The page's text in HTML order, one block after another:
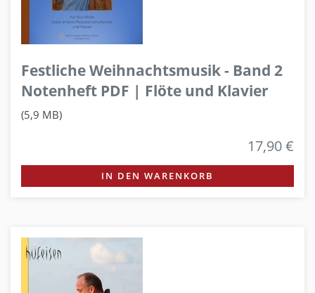
Festliche Weihnachtsmusik - Band 2
Notenheft PDF | Flöte und Klavier
(5,9 MB)
17,90 €
IN DEN WARENKORB